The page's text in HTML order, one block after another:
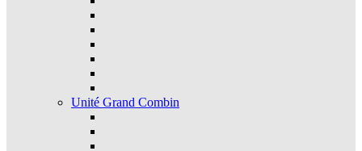
Unité Grand Combin